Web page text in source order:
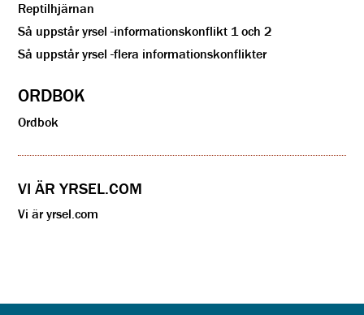
Reptilhjärnan
Så uppstår yrsel -informationskonflikt 1 och 2
Så uppstår yrsel -flera informationskonflikter
ORDBOK
Ordbok
VI ÄR YRSEL.COM
Vi är yrsel.com